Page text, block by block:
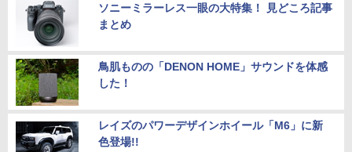
ソニーミラーレス一眼の大特集！ 見どころ記事
まとめ
鳥肌ものの「DENON HOME」サウンドを体感
した！
レイズのパワーデザインホイール「M6」に新
色登場!!